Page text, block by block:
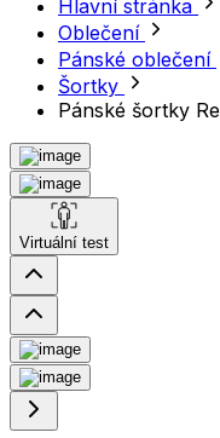
Hlavní stránka
Oblečení
Pánské oblečení
Šortky
Pánské šortky
Virtuální test